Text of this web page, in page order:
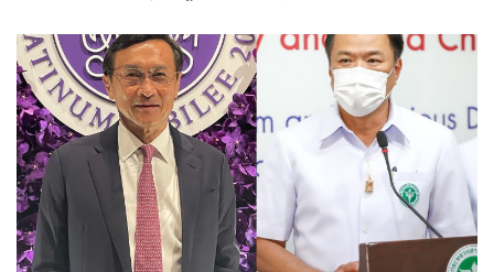
การการพัฒนาศักยภาพอาสาสมัครสาธารณสุขประจำ
หมู่บ้าน(อสม.) 4.0 เขตสุขภาพที่ 9 นครชัยบุรินทร์ มีนายอนุทิน
เป็นประธาน